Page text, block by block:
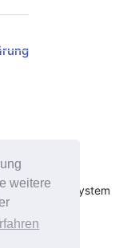
weitere
15 jährigen
Coachingsystem